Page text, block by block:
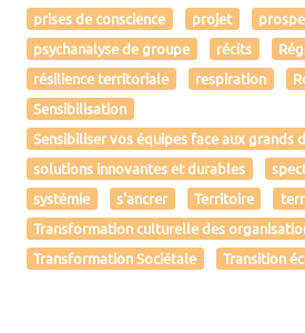
prises de conscience
projet
psychanalyse de groupe
récits
résilience territoriale
respiration
Sensibilisation
Sensibiliser vos équipes face aux grands
solutions innovantes et durables
systémie
s'ancrer Territoire
Transformation culturelle des
Transformation Sociétale
Transition